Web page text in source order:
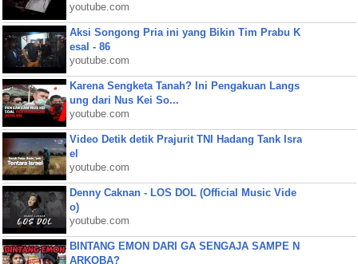
youtube.com
Aksi Songong Pria ini yang Bikin Tim Prabu K
esal - 86
youtube.com
Karena Sengketa Tanah? Ini Pengakuan Langs
ung dari Nus Kei So...
youtube.com
Video Detik detik Prajurit TNI Hadang Tank Isra
el
youtube.com
Denny Caknan - LOS DOL (Official Music Vide
o)
youtube.com
BINTANG EMON DARI GA SENGAJA SAMPE N
ARKOBA?